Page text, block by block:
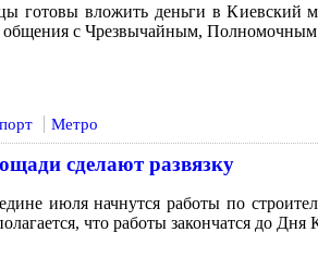
готовы вложить деньги в Киевский
общения с Чрезвычайным,
Метро
сделают развязку
июля начнутся работы по
что работы закончатся до